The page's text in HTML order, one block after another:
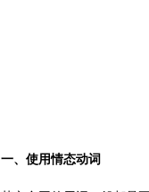
一、使用情态动词